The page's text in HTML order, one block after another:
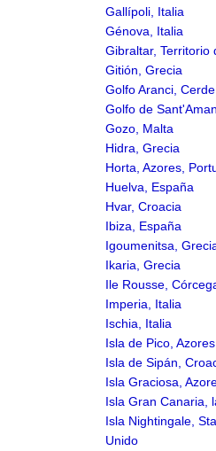
Gallípoli, Italia
Génova, Italia
Gibraltar, Territorio
Gitión, Grecia
Golfo Aranci,
Golfo de
Gozo, Malta
Hidra, Grecia
Horta, Azores,
Huelva, España
Hvar, Croacia
Ibiza, España
Igoumenitsa,
Ikaria, Grecia
Ile Rousse,
Imperia, Italia
Ischia, Italia
Isla de Pico,
Isla de Sipán,
Isla Graciosa,
Isla Gran Canaria,
Isla Nightingale,
Unido